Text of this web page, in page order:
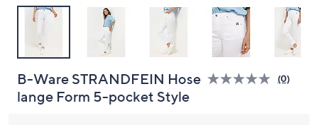
anzuzeigen.
B-Ware STRANDFEIN Hose
lange Form 5-pocket Style
Bisher
(0)